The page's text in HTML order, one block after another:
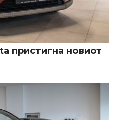
пристигна новиот